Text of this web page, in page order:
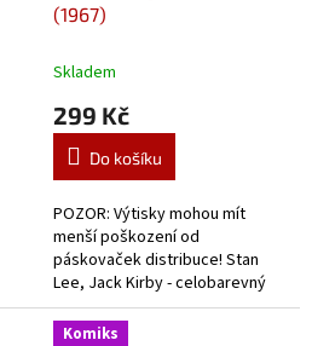
(1967)
Skladem
299 Kč
Do košíku
POZOR: Výtisky mohou mít
menší poškození od
páskovaček distribuce! Stan
Lee, Jack Kirby - celobarevný
dobový komiks ze začátků
Thora.
Komiks